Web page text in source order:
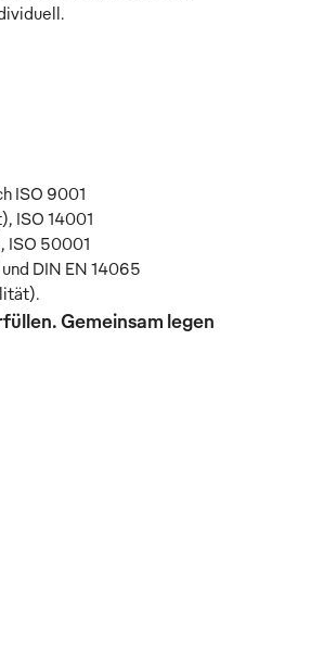
ISO 9001
ISO 14001
ISO 50001
DIN EN 14065
Gemeinsam legen